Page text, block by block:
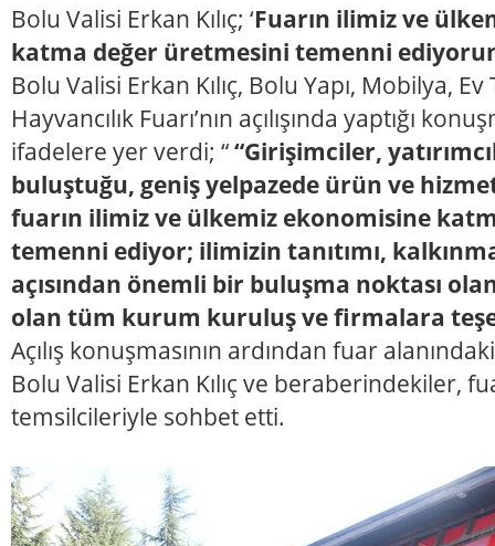
Bolu Valisi Erkan Kılıç; ‘Fuarın ilimiz ve
katma değer üretmesini temenni
Bolu Valisi Erkan Kılıç, Bolu Yapı, Mobilya, Ev
Hayvancılık Fuarı’nın açılışında yaptığı
ifadelere yer verdi; ““Girişimciler,
buluştuğu, geniş yelpazede ürün ve
fuarın ilimiz ve ülkemiz ekonomisine
temenni ediyor; ilimizin tanıtımı,
açısından önemli bir buluşma noktası
olan tüm kurum kuruluş ve firmalara
Açılış konuşmasının ardından fuar
Bolu Valisi Erkan Kılıç ve beraberindekiler,
temsilcileriyle sohbet etti.